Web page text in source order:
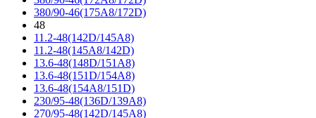
380/90-46(175A8/172D)
48
11.2-48(142D/145A8)
11.2-48(145A8/142D)
13.6-48(148D/151A8)
13.6-48(151D/154A8)
13.6-48(154A8/151D)
230/95-48(136D/139A8)
270/95-48(142D/145A8)